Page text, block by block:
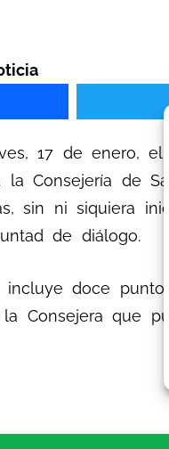
17 de enero, el
la Consejería de
sin ni siquiera
de diálogo.
doce
Consejera que